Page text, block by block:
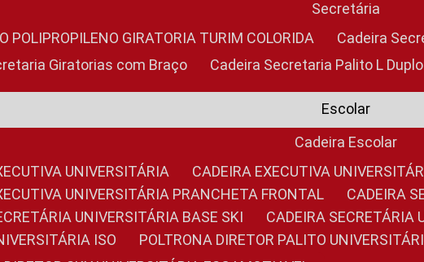
Secretária
POLIPROPILENO GIRATORIA TURIM COLORIDA
Cadeira
Giratorias com Braço
Cadeira Secretaria Palito L Duplo
Escolar
Cadeira Escolar
UNIVERSITÁRIA
CADEIRA EXECUTIVA
UNIVERSITÁRIA PRANCHETA FRONTAL
CADEIRA
UNIVERSITÁRIA BASE SKI
CADEIRA
ISO
POLTRONA DIRETOR PALITO